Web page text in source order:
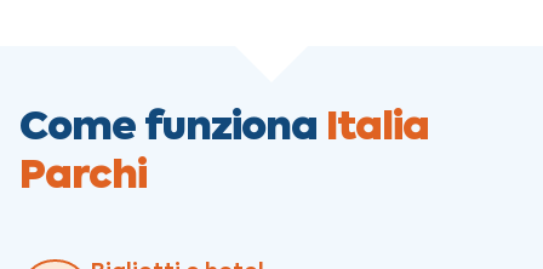
Come funziona Italia
Parchi